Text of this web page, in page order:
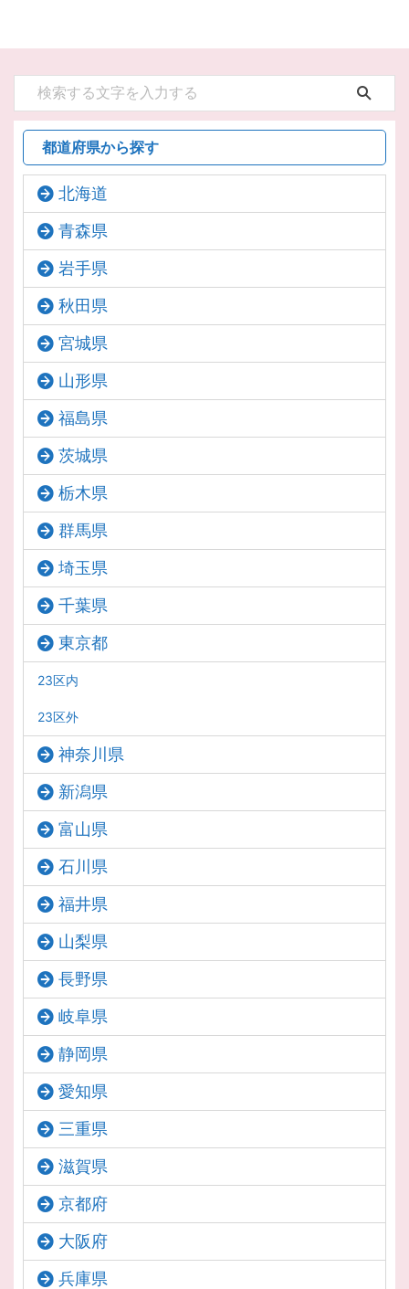
都道府県から探す
北海道
青森県
岩手県
秋田県
宮城県
山形県
福島県
茨城県
栃木県
群馬県
埼玉県
千葉県
東京都
23区内
23区外
神奈川県
新潟県
富山県
石川県
福井県
山梨県
長野県
岐阜県
静岡県
愛知県
三重県
滋賀県
京都府
大阪府
兵庫県